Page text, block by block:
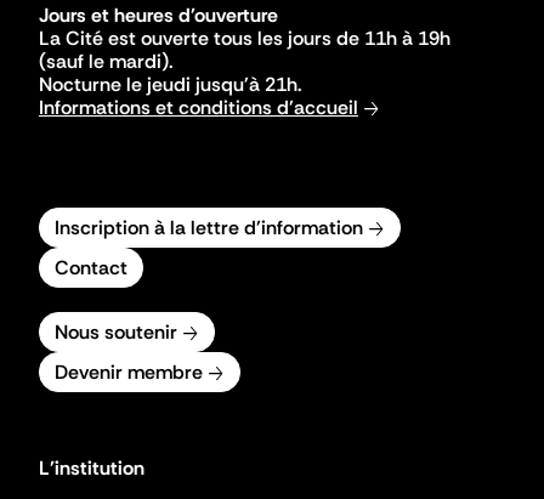
Jours et heures d'ouverture
La Cité est ouverte tous les jours de 11h à 19h
(sauf le mardi).
Nocturne le jeudi jusqu'à 21h.
Informations et conditions d'accueil
Inscription à la lettre d'information
Contact
Nous soutenir
Devenir membre
L'institution